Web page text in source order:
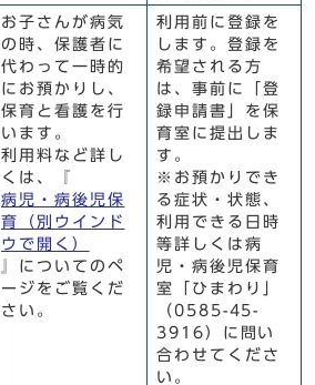
お子さんが病気
の時、保護者に
代わって一時的
にお預かりし、
保育と看護を行
います。
利用料など詳し
くは、『
病児・病後児保
育
（別ウインド
ウで開く）
』についてのペ
ージをご覧くだ
さい。
利用前に登録を
します。登録を
希望される方
は、事前に「登
録申請書」を保
育室に提出しま
す。
※お預かりでき
る症状・状態、
利用できる日時
等詳しくは病
児・病後児保育
室「ひまわり」
（0585-45-
3916）に問い
合わせてくださ
い。